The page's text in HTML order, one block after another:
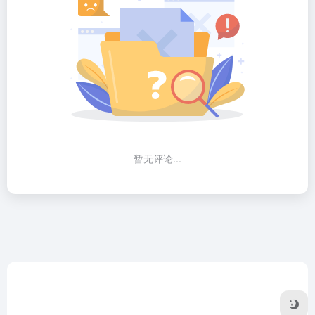
暂无评论...